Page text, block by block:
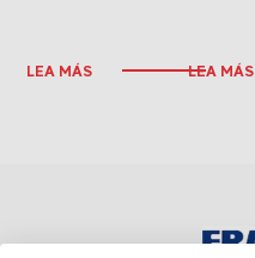
LEA MÁS LEA MÁS